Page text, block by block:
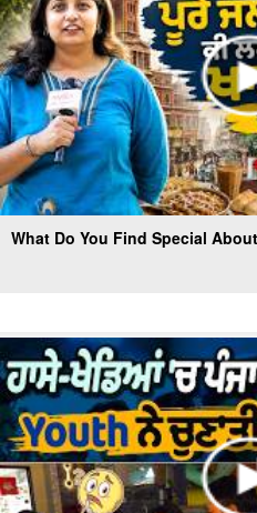
What Do You Find Special